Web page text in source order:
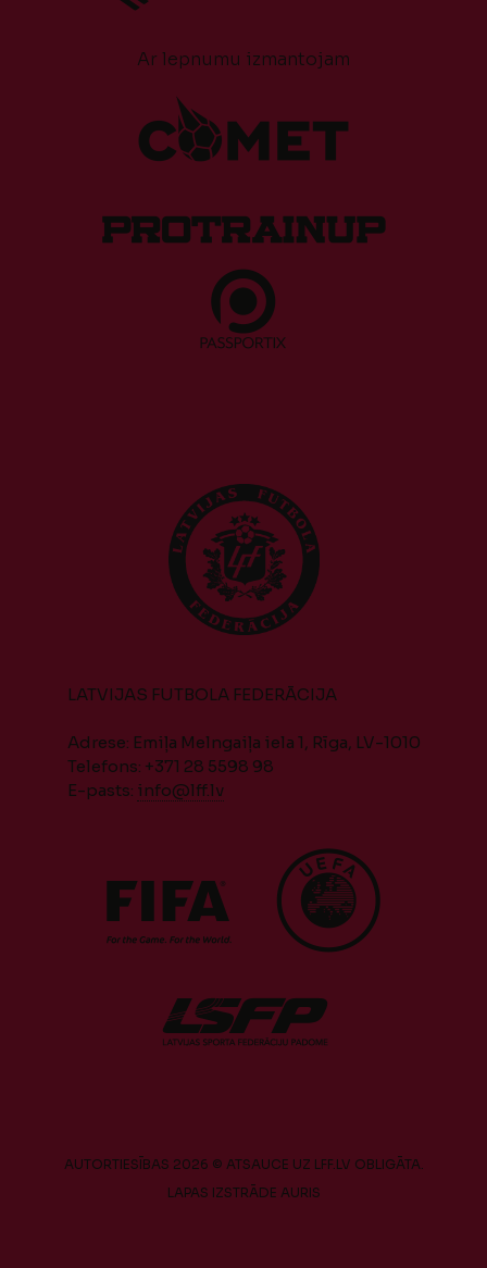
Ar lepnumu izmantojam
LATVIJAS FUTBOLA FEDERĀCIJA
Adrese: Emiļa Melngaiļa iela 1, Rīga, LV-1010
Telefons: +371 28 5598 98
E-pasts: info@lff.lv
AUTORTIESĪBAS 2026 © ATSAUCE UZ LFF.LV OBLIGĀTA.
LAPAS IZSTRĀDE AURIS